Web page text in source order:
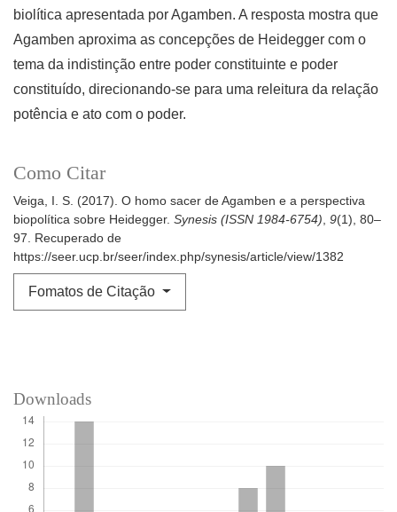
Como Citar
Veiga, I. S. (2017). O homo sacer de Agamben e a perspectiva
biopolítica sobre Heidegger. Synesis (ISSN 1984-6754), 9(1), 80–
97. Recuperado de
https://seer.ucp.br/seer/index.php/synesis/article/view/1382
Fomatos de Citação
biolítica apresentada por Agamben. A resposta mostra que
Agamben aproxima as concepções de Heidegger com o
tema da indistinção entre poder constituinte e poder
constituído, direcionando-se para uma releitura da relação
potência e ato com o poder.
Downloads